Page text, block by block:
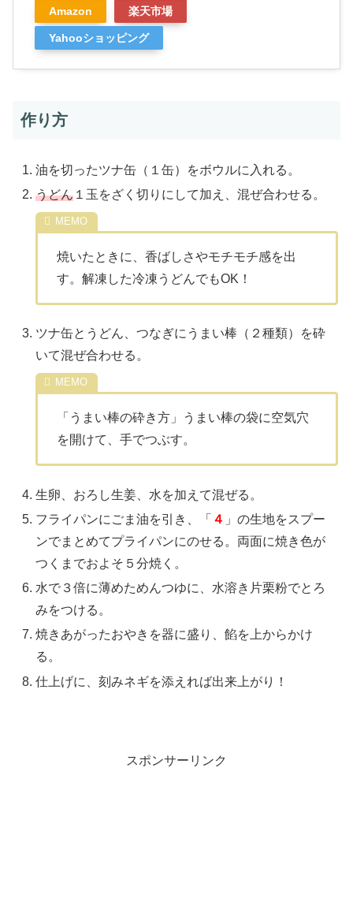
Amazon 楽天市場
Yahooショッピング
作り方
油を切ったツナ缶（１缶）をボウルに入れる。
うどん １玉をざく切りにして加え、混ぜ合わせる。
焼いたときに、香ばしさやモチモチ感を出
す。解凍した冷凍うどんでもOK！
ツナ缶とうどん、つなぎにうまい棒（２種類）を砕
いて混ぜ合わせる。
「うまい棒の砕き方」うまい棒の袋に空気穴
を開けて、手でつぶす。
生卵、おろし生姜、水を加えて混ぜる。
フライパンにごま油を引き、「 ４ 」の生地をスプー
ンでまとめてプライパンにのせる。両面に焼き色が
つくまでおよそ５分焼く。
水で３倍に薄めためんつゆに、水溶き片栗粉でとろ
みをつける。
焼きあがったおやきを器に盛り、餡を上からかけ
る。
仕上げに、刻みネギを添えれば出来上がり！
スポンサーリンク